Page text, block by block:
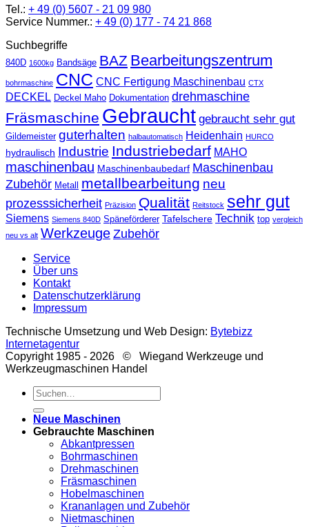
Tel.: + 49 (0) 5607 - 21 09 980
Service Nummer.: + 49 (0) 177 - 74 21 868
Suchbegriffe
840D 1600kg Bandsäge BAZ Bearbeitungszentrum
bohrmaschine CNC CNC Fertigung Maschinenbau CTX
DECKEL Deckel Maho Dokumentation drehmaschine
Fräsmaschine Gebraucht gebraucht sehr gut
Gildemeister guterhalten halbautomatisch Heidenhain HURCO
hydraulisch Industrie Industriebedarf MAHO
maschinenbau Maschinenbaubedarf Maschinenbau
Zubehör Metall metallbearbeitung neu
prozesssicherheit Präzision Qualität Reitstock sehr gut
Siemens Siemens 840D Späneförderer Tafelschere Technik top vergleich
neu vs alt Werkzeuge Zubehör
Service
Über uns
Kontakt
Datenschutzerklärung
Impressum
Technische Umsetzung und Web Design: Bytebizz
Internetagentur
Copyright 1985 - 2026 © Wiegand Werkzeuge und
Werkzeugmaschinen Handel
Suche
nach:
Neue Maschinen
Gebrauchte Maschinen
Abkantpressen
Bohrmaschinen
Drehmaschinen
Fräsmaschinen
Hobelmaschinen
Krananlagen und Zubehör
Nietmaschinen